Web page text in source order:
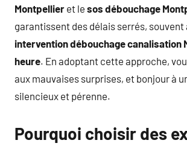
Montpellier et le sos débouchage
garantissent des délais serrés, souvent
intervention débouchage canalisation
heure. En adoptant cette approche,
aux mauvaises surprises, et bonjour à
silencieux et pérenne.
Pourquoi choisir des